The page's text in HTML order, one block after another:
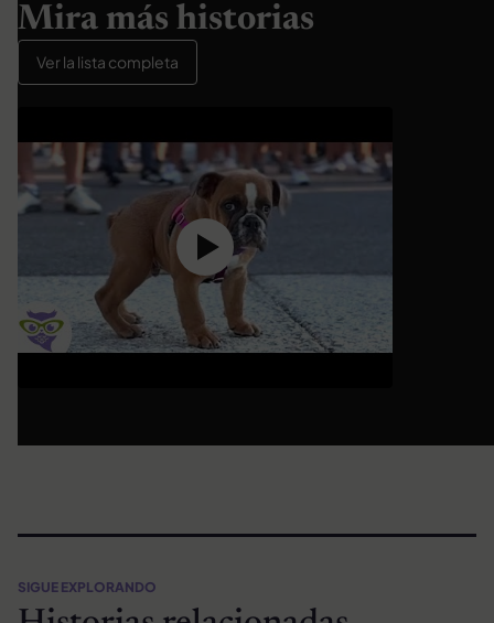
Mira más historias
Ver la lista completa
SIGUE EXPLORANDO